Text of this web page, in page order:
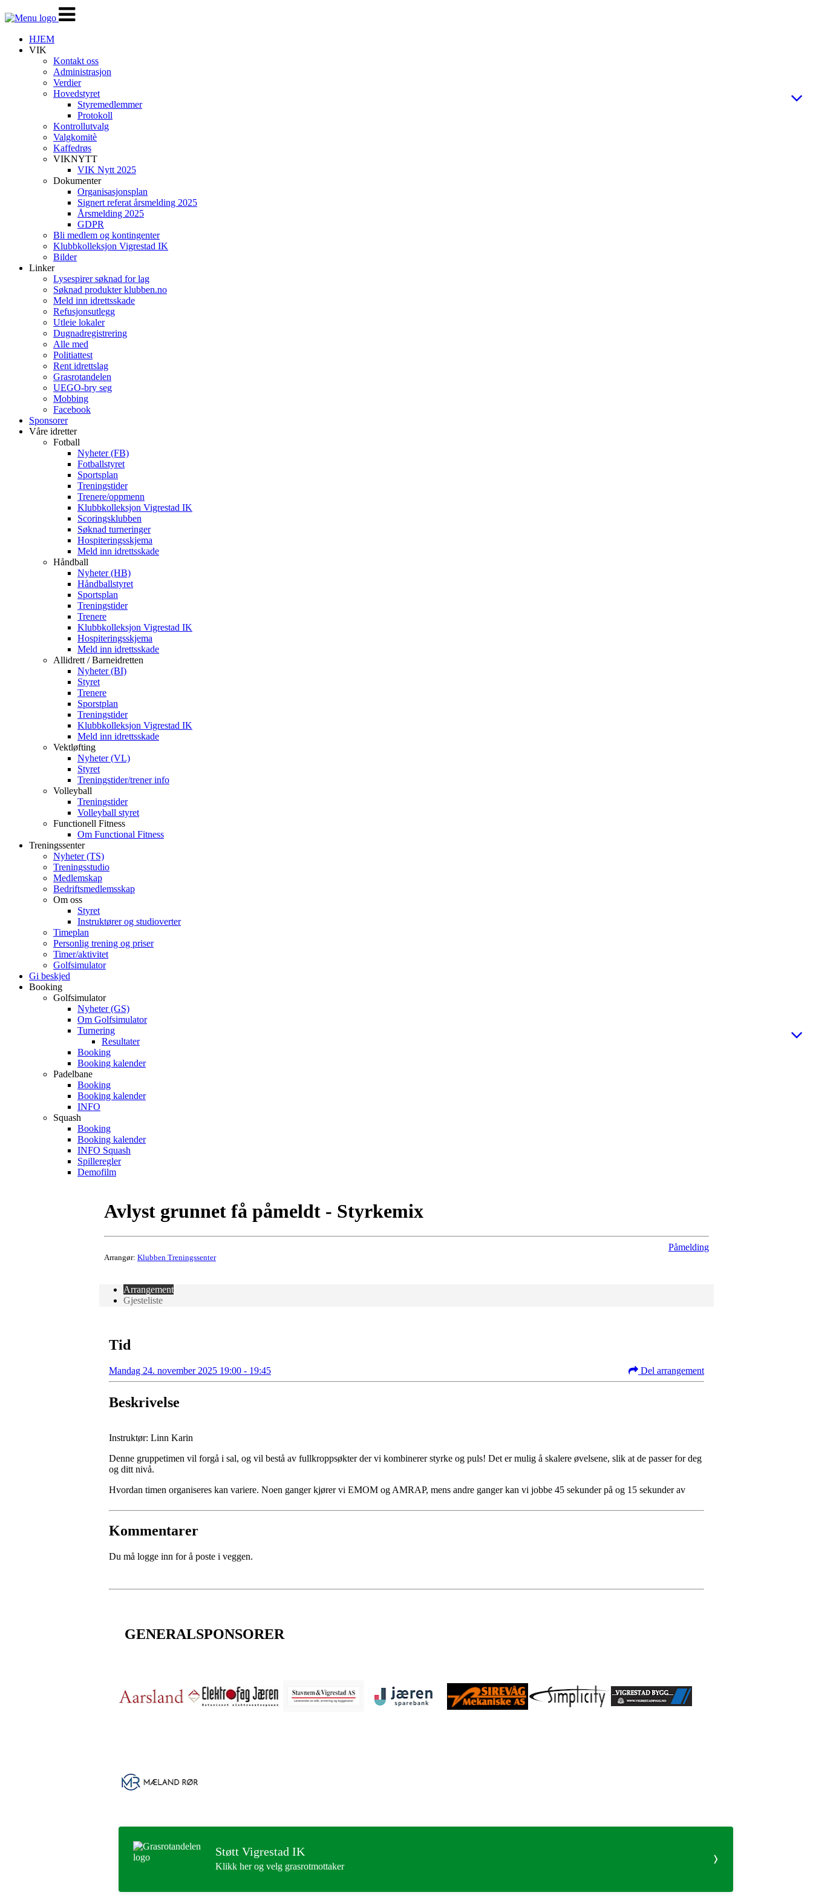
Veksle
navigasjon
HJEM
VIK
Kontakt oss
Administrasjon
Verdier
Hovedstyret
Styremedlemmer
Protokoll
Kontrollutvalg
Valgkomitè
Kaffedrøs
VIKNYTT
VIK Nytt 2025
Dokumenter
Organisasjonsplan
Signert referat årsmelding 2025
Årsmelding 2025
GDPR
Bli medlem og kontingenter
Klubbkolleksjon Vigrestad IK
Bilder
Linker
Lysespirer søknad for lag
Søknad produkter klubben.no
Meld inn idrettsskade
Refusjonsutlegg
Utleie lokaler
Dugnadregistrering
Alle med
Politiattest
Rent idrettslag
Grasrotandelen
UEGO-bry seg
Mobbing
Facebook
Sponsorer
Våre idretter
Fotball
Nyheter (FB)
Fotballstyret
Sportsplan
Treningstider
Trenere/oppmenn
Klubbkolleksjon Vigrestad IK
Scoringsklubben
Søknad turneringer
Hospiteringsskjema
Meld inn idrettsskade
Håndball
Nyheter (HB)
Håndballstyret
Sportsplan
Treningstider
Trenere
Klubbkolleksjon Vigrestad IK
Hospiteringsskjema
Meld inn idrettsskade
Allidrett / Barneidretten
Nyheter (BI)
Styret
Trenere
Sporstplan
Treningstider
Klubbkolleksjon Vigrestad IK
Meld inn idrettsskade
Vektløfting
Nyheter (VL)
Styret
Treningstider/trener info
Volleyball
Treningstider
Volleyball styret
Functionell Fitness
Om Functional Fitness
Treningssenter
Nyheter (TS)
Treningsstudio
Medlemskap
Bedriftsmedlemsskap
Om oss
Styret
Instruktører og studioverter
Timeplan
Personlig trening og priser
Timer/aktivitet
Golfsimulator
Gi beskjed
Booking
Golfsimulator
Nyheter (GS)
Om Golfsimulator
Turnering
Resultater
Booking
Booking kalender
Padelbane
Booking
Booking kalender
INFO
Squash
Booking
Booking kalender
INFO Squash
Spilleregler
Demofilm
Avlyst grunnet få påmeldt - Styrkemix
Arrangør: Klubben Treningssenter
Påmelding
Arrangement
Gjesteliste
Tid
Mandag 24. november 2025 19:00 - 19:45 Del arrangement
Beskrivelse
Instruktør: Linn Karin
Denne gruppetimen vil forgå i sal, og vil bestå av fullkroppsøkter der vi kombinerer styrke og puls! Det er mulig å skalere øvelsene, slik at de passer for deg
og ditt nivå.
Hvordan timen organiseres kan variere. Noen ganger kjører vi EMOM og AMRAP, mens andre ganger kan vi jobbe 45 sekunder på og 15 sekunder av
Kommentarer
Du må logge inn for å poste i veggen.
GENERALSPONSORER
Støtt Vigrestad IK
Klikk her og velg grasrotmottaker